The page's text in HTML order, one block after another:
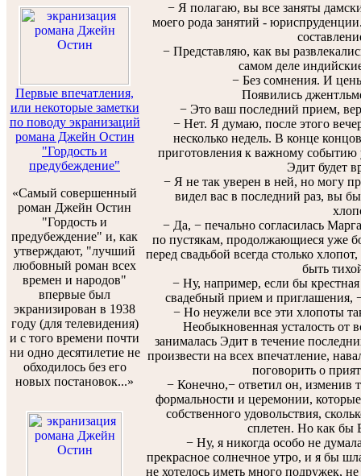
Первые впечатления,
или некоторые заметки
по поводу экранизаций
романа Джейн Остин
"Гордость и
предубеждение"
«Самый совершенный
роман Джейн Остин
"Гордость и
предубеждение" и, как
утверждают, "лучший
любовный роман всех
времен и народов"
впервые был
экранизирован в 1938
году (для телевидения)
и с того времени почти
ни одно десятилетие не
обходилось без его
новых постановок...»
− Я полагаю, вы все заняты
моего рода занятий -
− Представляю, как вы
самом деле
− Без сомнения. И
Появились
− Это ваш последний прием,
− Нет. Я думаю, после этого
несколько недель. В конце
приготовления к важному событию
Эдит будет
− Я не так уверен в ней, но могу
видел вас в последний раз, вы
− Да, − печально согласилась
по пустякам, продолжающиеся уже
перед свадьбой всегда столько
быть
− Ну, например, если бы
свадебный прием и приглашения,
− Но неужели все эти хлопоты
Необыкновенная усталость от
занималась Эдит в течение
произвести на всех впечатление,
поговорить о
− Конечно,− ответил он, изменив
формальности и церемонии,
собственного удовольствия,
сплетен. Но как бы
− Ну, я никогда особо не
прекрасное солнечное утро, и я бы
не хотелось иметь много подружек,